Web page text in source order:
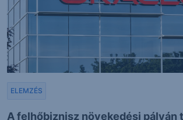
A felhőbiznisz növekedési pályán
ELEMZÉS